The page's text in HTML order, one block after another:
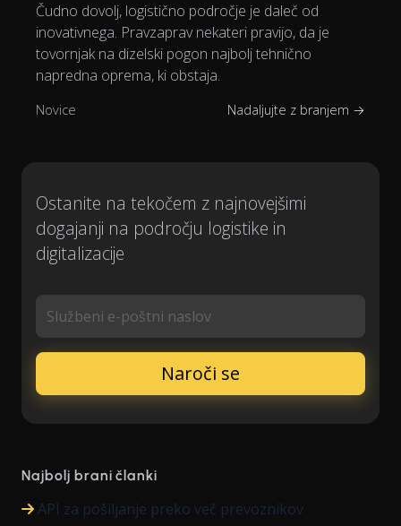
Čudno dovolj, logistično področje je daleč od
inovativnega. Pravzaprav nekateri pravijo, da je
tovornjak na dizelski pogon najbolj tehnično
napredna oprema, ki obstaja.
Novice Nadaljujte z branjem →
Ostanite na tekočem z najnovejšimi
dogajanji na področju logistike in
digitalizacije
Službeni e-poštni naslov
Najbolj brani članki
API za pošiljanje preko več prevoznikov